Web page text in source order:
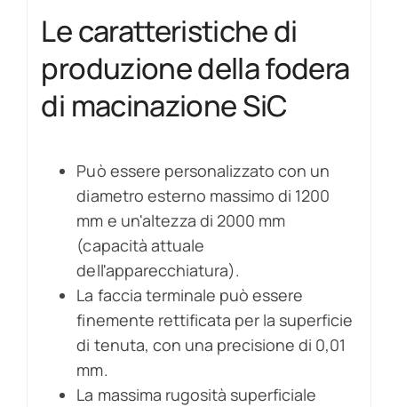
Le caratteristiche di
produzione della fodera
di macinazione SiC
Può essere personalizzato con un
diametro esterno massimo di 1200
mm e un'altezza di 2000 mm
(capacità attuale
dell'apparecchiatura).
La faccia terminale può essere
finemente rettificata per la superficie
di tenuta, con una precisione di 0,01
mm.
La massima rugosità superficiale